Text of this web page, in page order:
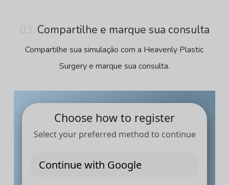
Compartilhe e marque sua consulta
Compartilhe sua simulação com a Heavenly Plastic
Surgery e marque sua consulta.